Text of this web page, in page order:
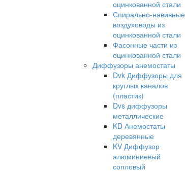
оцинкованной стали
Спирально-навивные
воздуховоды из
оцинкованной стали
Фасонные части из
оцинкованной стали
Диффузоры анемостаты
Dvk Диффузоры для
круглых каналов
(пластик)
Dvs диффузоры
металлические
KD Анемостаты
деревянные
KV Диффузор
алюминиевый
сопловый